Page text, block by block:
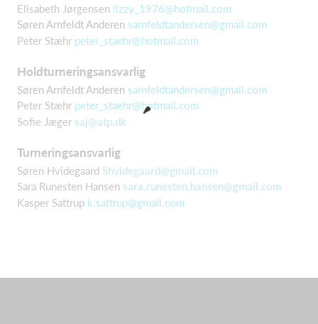
Elisabeth Jørgensen lizzy_1976@hotmail.com
Søren Arnfeldt Anderen sarnfeldtandersen@gmail.com
Peter Stæhr peter_staehr@hotmail.com
Holdturneringsansvarlig
Søren Arnfeldt Anderen sarnfeldtandersen@gmail.com
Peter Stæhr peter_staehr@hotmail.com
Sofie Jæger saj@atp.dk
Turneringsansvarlig
Søren Hvidegaard Shvidegaard@gmail.com
Sara Runesten Hansen sara.runesten.hansen@gmail.com
Kasper Sattrup k.sattrup@gmail.com